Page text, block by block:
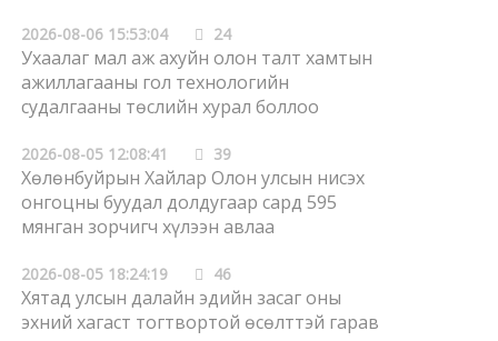
2026-08-06 15:53:04 24
Ухаалаг мал аж ахуйн олон талт хамтын
ажиллагааны гол технологийн
судалгааны төслийн хурал боллоо
2026-08-05 12:08:41 39
Хөлөнбуйрын Хайлар Олон улсын нисэх
онгоцны буудал долдугаар сард 595
мянган зорчигч хүлээн авлаа
2026-08-05 18:24:19 46
Хятад улсын далайн эдийн засаг оны
эхний хагаст тогтвортой өсөлттэй гарав